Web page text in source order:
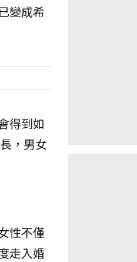
變成希
得到如
，男女
性不僅
走入婚